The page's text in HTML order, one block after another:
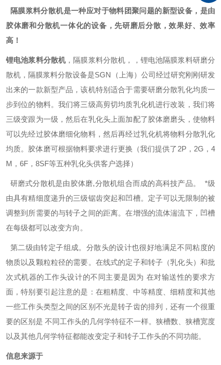
隔膜浆料分散机是一种应对于物料团聚问题的新型设备，是由
胶体磨和分散机一体化的设备，先研磨后分散，效果好、效率
高！
锂电池浆料分散机，隔膜浆料分散机，，锂电池隔膜浆料研磨分
散机，隔膜浆料分散设备是SGN （上海）公司经过研究刚刚研发
出来的一款新型产品，该机特别适合于需要研磨分散乳化均质一
步到位的物料。我们将三级高剪切均质乳化机进行改装，我们将
三级变跟为一级，然后在乳化头上面加配了胶体磨磨头，使物料
可以先经过胶体磨细化物料，然后再经过乳化机将物料分散乳化
均质。胶体磨可根据物料要求进行更换（我们提供了2P，2G，4
M，6F，8SF等五种乳化头供客户选择）
研磨式分散机是由胶体磨,分散机组合而成的高科技产品。
*级
由具有精细度递升的三级锯齿突起和凹槽。定子可以无限制的被
调整到所需要的与转子之间的距离。在增强的流体湍流下，凹槽
在每级都可以改变方向。
第二级由转定子组成。分散头的设计也很好地满足不同粘度的
物质以及颗粒粒径的需要。在线式的定子和转子（乳化头）和批
次式机器的工作头设计的不同主要是因为 在对输送性的要求方
面，特别要引起注意的是：在粗精度、中等精度、细精度和其他
一些工作头类型之间的区别不光是转子齿的排列，还有一个很重
要的区别是 不同工作头的几何学特征不一样。狭槽数、狭槽宽度
以及其他几何学特征都能改变定子和转子工作头的不同功能。
信息来源于